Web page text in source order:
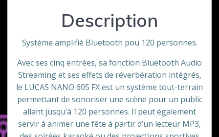
Description
Système amplifié Bluetooth pou 120 personnes.
Avec ses cinq entrées, sa fonction Bluetooth Audio
Streaming et ses effets de réverbération intégrés,
le LUCAS NANO 605 FX est un système tout-terrain
permettant de sonoriser une scène pour un public
allant jusqu’à 120 personnes. Il peut également
servir à animer une fête à partir d’un lecteur MP3,